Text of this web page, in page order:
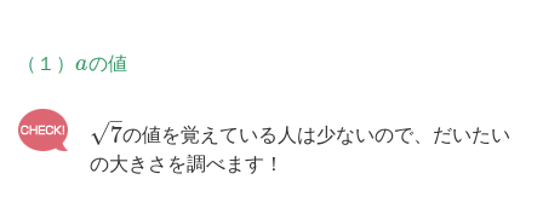
（１）aの値
7
–
√
の値を覚えている人は少ないので、だいたい
の大きさを調べます！